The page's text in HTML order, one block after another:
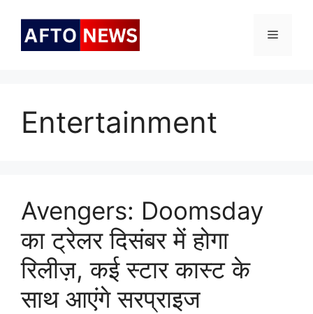
content
Menu
Entertainment
Avengers: Doomsday
का ट्रेलर दिसंबर में होगा
रिलीज़, कई स्टार कास्ट के
साथ आएंगे सरप्राइज